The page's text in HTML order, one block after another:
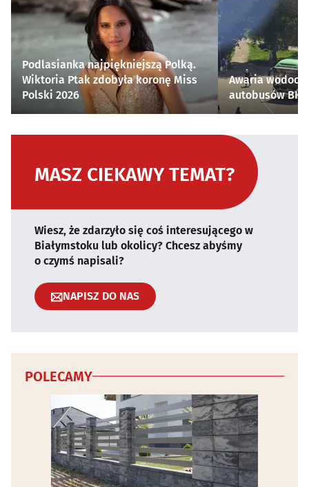
Podlasianka najpiękniejszą Polką.
Wiktoria Ptak zdobyła koronę Miss
Polski 2026
Awaria
autobusów
MASZ CIEKAWY TEMAT?
Wiesz, że zdarzyło się coś interesującego w
Białymstoku lub okolicy? Chcesz abyśmy
o czymś napisali?
NAPISZ DO NAS
POLECAMY